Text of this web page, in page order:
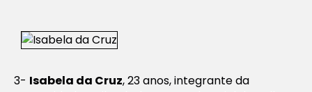
3- Isabela da Cruz, 23 anos, integrante da